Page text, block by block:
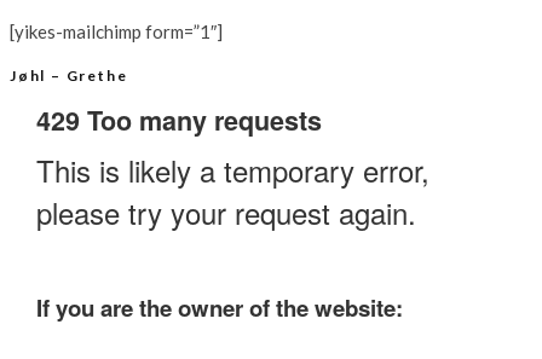
[yikes-mailchimp form=”1″]
Jøhl – Grethe